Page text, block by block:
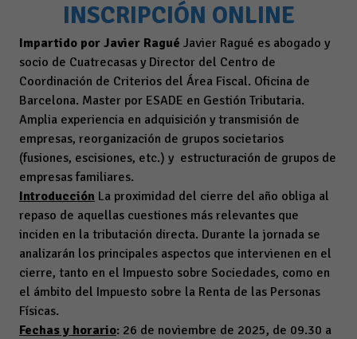
INSCRIPCIÓN ONLINE
Impartido por Javier Ragué Javier Ragué es abogado y
socio de Cuatrecasas y Director del Centro de
Coordinación de Criterios del Área Fiscal. Oficina de
Barcelona. Master por ESADE en Gestión Tributaria.
Amplia experiencia en adquisición y transmisión de
empresas, reorganización de grupos societarios
(fusiones, escisiones, etc.) y estructuración de grupos de
empresas familiares.
Introducción La proximidad del cierre del año obliga al
repaso de aquellas cuestiones más relevantes que
inciden en la tributación directa. Durante la jornada se
analizarán los principales aspectos que intervienen en el
cierre, tanto en el Impuesto sobre Sociedades, como en
el ámbito del Impuesto sobre la Renta de las Personas
Físicas.
Fechas y horario: 26 de noviembre de 2025, de 09.30 a